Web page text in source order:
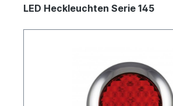
LED Heckleuchten Serie 145